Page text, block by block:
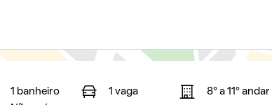
1 banheiro 1 vaga
8° a 11° andar